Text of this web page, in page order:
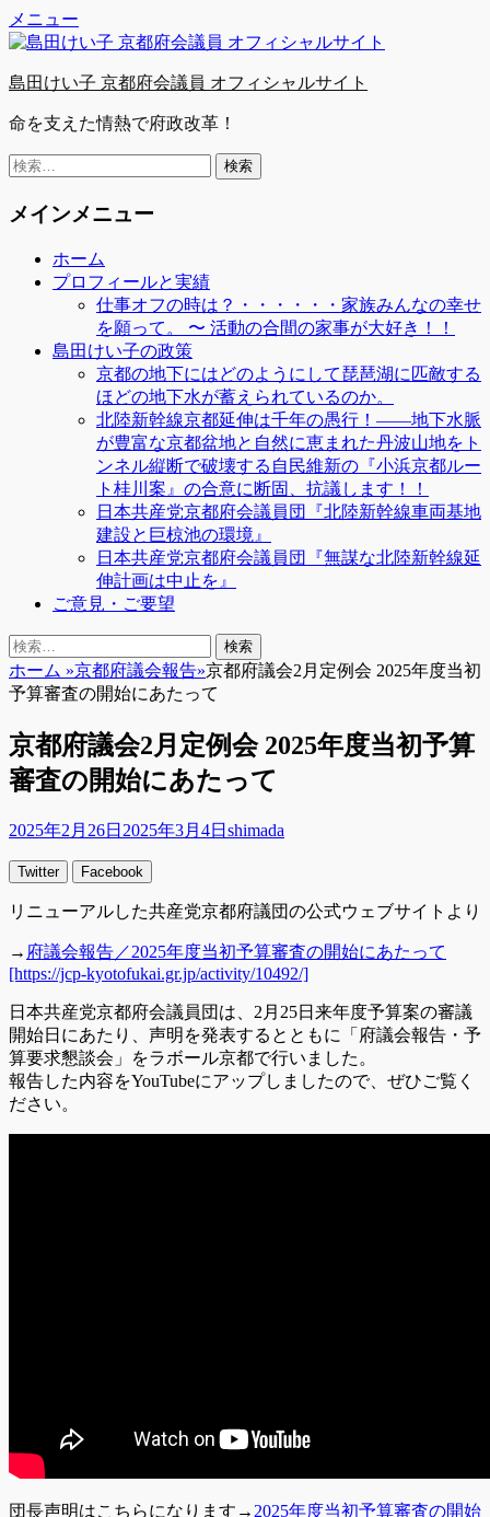
コ
ン
ン
へ
ス
キ
ッ
プ
Facebook
Twitter
YouTube
メニュー
島田けい子 京都府会議員 オフィシャルサイト
命を支えた情熱で府政改革！
検
メインメニュー
ホーム
プロフィールと実績
仕事オフの時は？・・・・・・家族みんなの幸せ
を願って。 〜 活動の合間の家事が大好き！！
島田けい子の政策
京都の地下にはどのようにして琵琶湖に匹敵する
ほどの地下水が蓄えられているのか。
北陸新幹線京都延伸は千年の愚行！――地下水脈
が豊富な京都盆地と自然に恵まれた丹波山地をト
ンネル縦断で破壊する自民維新の『小浜京都ルー
ト桂川案』の合意に断固、抗議します！！
日本共産党京都府会議員団『北陸新幹線車両基地
建設と巨椋池の環境』
日本共産党京都府会議員団『無謀な北陸新幹線延
伸計画は中止を』
ご意見・ご要望
検
索
検
索:
ホーム »京都府議会報告»京都府議会2月定例会 2025年度当初
予算審査の開始にあたって
京都府議会2月定例会 2025年度当初予算
審査の開始にあたって
投
日
2025年2月26日 2025年3月4日 投
shimada
Twitter Facebook
リニューアルした共産党京都府議団の公式ウェブサイトより
→ 府議会報告／2025年度当初予算審査の開始にあたって
[https://jcp-kyotofukai.gr.jp/activity/10492/]
日本共産党京都府会議員団は、2月25日来年度予算案の審議
開始日にあたり、声明を発表するとともに「府議会報告・予
算要求懇談会」をラボール京都で行いました。
報告した内容をYouTubeにアップしましたので、ぜひご覧く
ださい。
団長声明はこちらになります→ 2025年度当初予算審査の開始